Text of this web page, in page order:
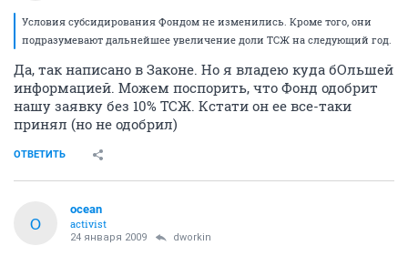
Условия субсидирования Фондом не изменились. Кроме того, они
подразумевают дальнейшее увеличение доли ТСЖ на следующий год.
Да, так написано в Законе. Но я владею куда бОльшей
информацией. Можем поспорить, что Фонд одобрит
нашу заявку без 10% ТСЖ. Кстати он ее все-таки
принял (но не одобрил)
ОТВЕТИТЬ
O
ocean
activist
24 января 2009 dworkin